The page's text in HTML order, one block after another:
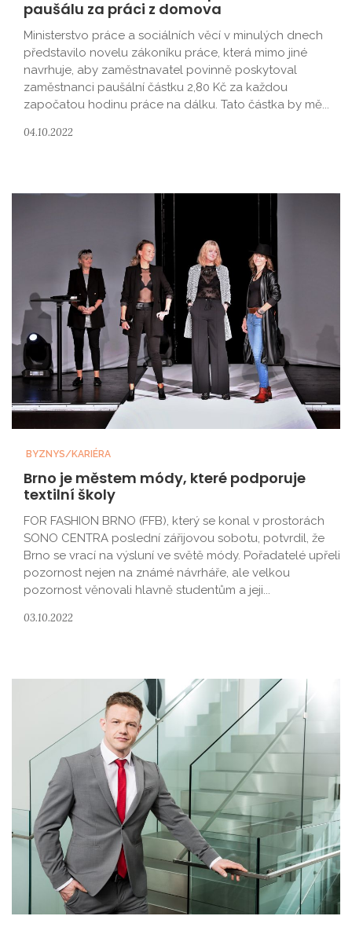
paušálu za práci z domova
Ministerstvo práce a sociálních věcí v minulých dnech
představilo novelu zákoníku práce, která mimo jiné
navrhuje, aby zaměstnavatel povinně poskytoval
zaměstnanci paušální částku 2,80 Kč za každou
započatou hodinu práce na dálku. Tato částka by mě...
04.10.2022
BYZNYS/KARIÉRA
Brno je městem módy, které podporuje
textilní školy
FOR FASHION BRNO (FFB), který se konal v prostorách
SONO CENTRA poslední zářijovou sobotu, potvrdil, že
Brno se vrací na výsluní ve světě módy. Pořadatelé upřeli
pozornost nejen na známé návrháře, ale velkou
pozornost věnovali hlavně studentům a jeji...
03.10.2022